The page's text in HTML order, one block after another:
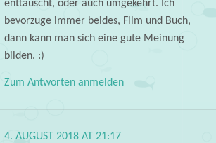
enttäuscht, oder auch umgekehrt. Ich
bevorzuge immer beides, Film und Buch,
dann kann man sich eine gute Meinung
bilden. :)
Zum Antworten anmelden
4. AUGUST 2018 AT 21:17